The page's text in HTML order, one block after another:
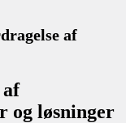
af
af
og løsninger